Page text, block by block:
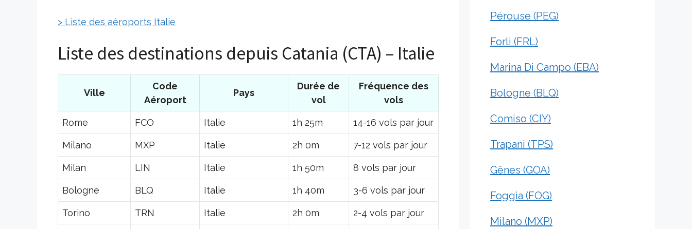
> Liste des aéroports Italie
Liste des destinations depuis Catania (CTA) – Italie
Ville
Code
Aéroport
Pays
Durée de
vol
Fréquence des
vols
Rome FCO Italie 1h 25m 14-16 vols par jour
Milano MXP Italie 2h 0m 7-12 vols par jour
Milan LIN Italie 1h 50m 8 vols par jour
Bologne BLQ Italie 1h 40m 3-6 vols par jour
Torino TRN Italie 2h 0m 2-4 vols par jour
Pérouse (PEG)
Forli (FRL)
Marina Di Campo (EBA)
Bologne (BLQ)
Comiso (CIY)
Trapani (TPS)
Gênes (GOA)
Foggia (FOG)
Milano (MXP)